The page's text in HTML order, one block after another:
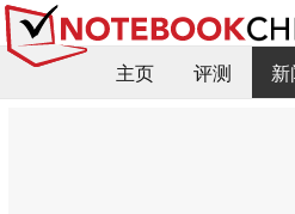
主页 评测
新